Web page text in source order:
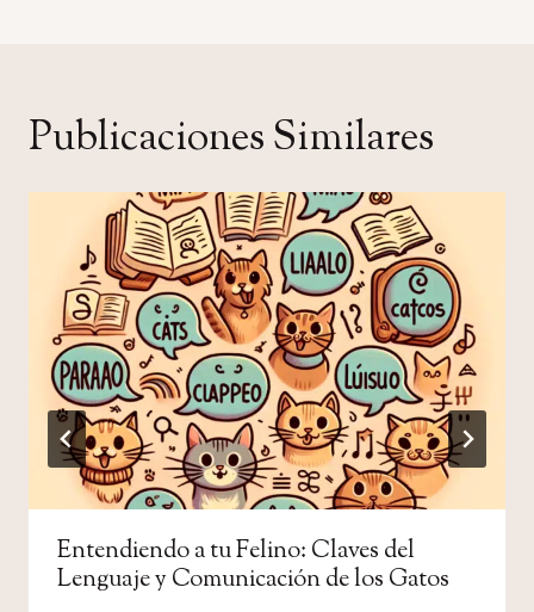
Publicaciones Similares
Entendiendo a tu Felino: Claves del
Lenguaje y Comunicación de los Gatos